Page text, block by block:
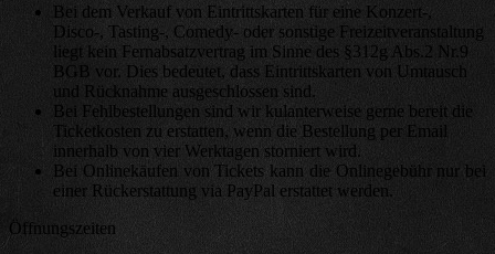
Bei dem Verkauf von Eintrittskarten für eine Konzert-,
Disco-, Tasting-, Comedy- oder sonstige Freizeitveranstaltung
liegt kein Fernabsatzvertrag im Sinne des §312g Abs.2 Nr.9
BGB vor. Dies bedeutet, dass Eintrittskarten von Umtausch
und Rücknahme ausgeschlossen sind.
Bei Fehlbestellungen sind wir kulanterweise gerne bereit die
Ticketkosten zu erstatten, wenn die Bestellung per Email
innerhalb von vier Werktagen storniert wird.
Bei Onlinekäufen von Tickets kann die Onlinegebühr nur bei
einer Rückerstattung via PayPal erstattet werden.
Öffnungszeiten